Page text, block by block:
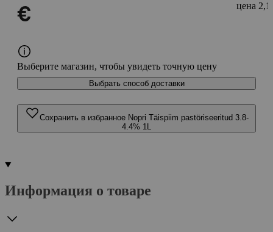
€
цена
Выберите магазин, чтобы увидеть точную цену
Выбрать способ доставки
Сохранить в избранное Nopri Täispiim pastöriseeritud 3.8-
4.4% 1L
Информация о товаре